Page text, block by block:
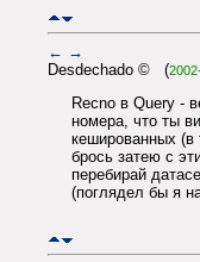
← →
Desdechado © (
Recno в Query -
номера, что ты
кешированных (в
брось затею с
перебирай
(поглядел бы я